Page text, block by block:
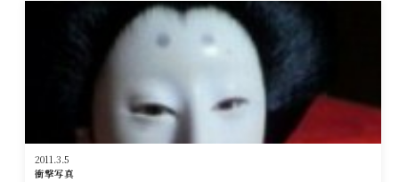
2011.3.5
衝撃写真